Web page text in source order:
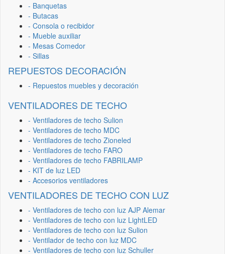
- Banquetas
- Butacas
- Consola o recibidor
- Mueble auxiliar
- Mesas Comedor
- Sillas
REPUESTOS DECORACIÓN
- Repuestos muebles y decoración
VENTILADORES DE TECHO
- Ventiladores de techo Sulion
- Ventiladores de techo MDC
- Ventiladores de techo Zioneled
- Ventiladores de techo FARO
- Ventiladores de techo FABRILAMP
- KIT de luz LED
- Accesorios ventiladores
VENTILADORES DE TECHO CON LUZ
- Ventiladores de techo con luz AJP Alemar
- Ventiladores de techo con luz LightLED
- Ventiladores de techo con luz Sulion
- Ventilador de techo con luz MDC
- Ventiladores de techo con luz Schuller